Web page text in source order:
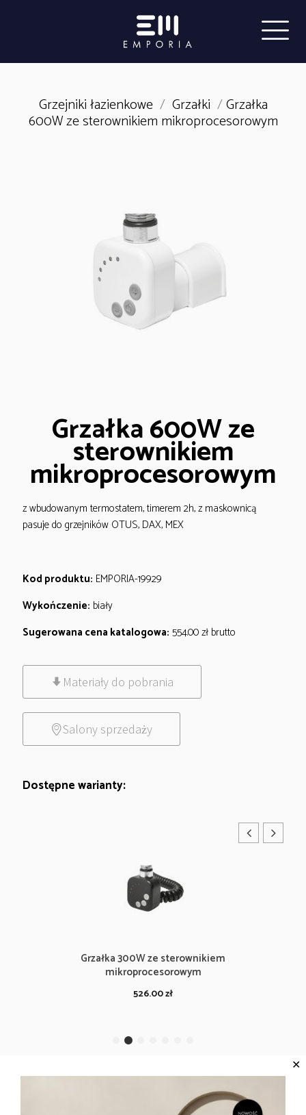
Grzejniki łazienkowe / Grzałki /Grzałka
600W ze sterownikiem mikroprocesorowym
Grzałka 600W ze
sterownikiem
mikroprocesorowym
z wbudowanym termostatem, timerem 2h, z maskownicą
pasuje do grzejników OTUS, DAX, MEX
Kod produktu: EMPORIA-19929
Wykończenie: biały
Sugerowana cena katalogowa: 554.00zł brutto
Materiały do pobrania
Salony sprzedaży
Dostępne warianty:
Grzałka 300W ze sterownikiem
mikroprocesorowym
526.00zł
✕